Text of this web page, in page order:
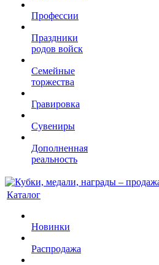
Профессии
Праздники
родов войск
Семейные
торжества
Гравировка
Сувениры
Дополненная
реальность
Каталог
Новинки
Распродажа